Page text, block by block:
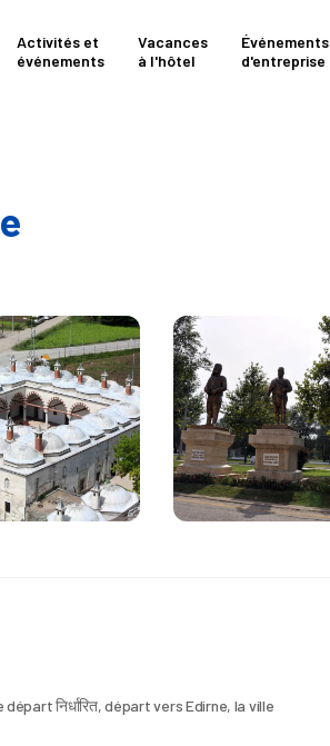
Activités et
événements
Vacances
à l'hôtel
Événements
d'entreprise
निर्धारित, départ vers Edirne, la ville